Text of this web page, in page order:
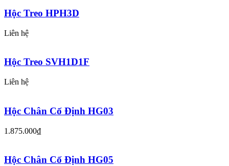
Hộc Treo HPH3D
Liên hệ
Hộc Treo SVH1D1F
Liên hệ
Hộc Chân Cố Định HG03
1.875.000₫
Hộc Chân Cố Định HG05